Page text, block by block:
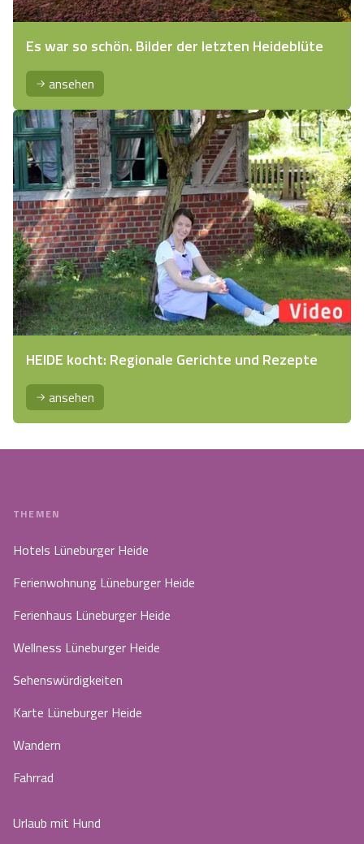
Es war so schön. Bilder der letzten Heideblüte
ansehen
HEIDE kocht: Regionale Gerichte und Rezepte
ansehen
THEMEN
Hotels Lüneburger Heide
Ferienwohnung Lüneburger Heide
Ferienhaus Lüneburger Heide
Wellness Lüneburger Heide
Sehenswürdigkeiten
Karte Lüneburger Heide
Wandern
Fahrrad
Urlaub mit Hund